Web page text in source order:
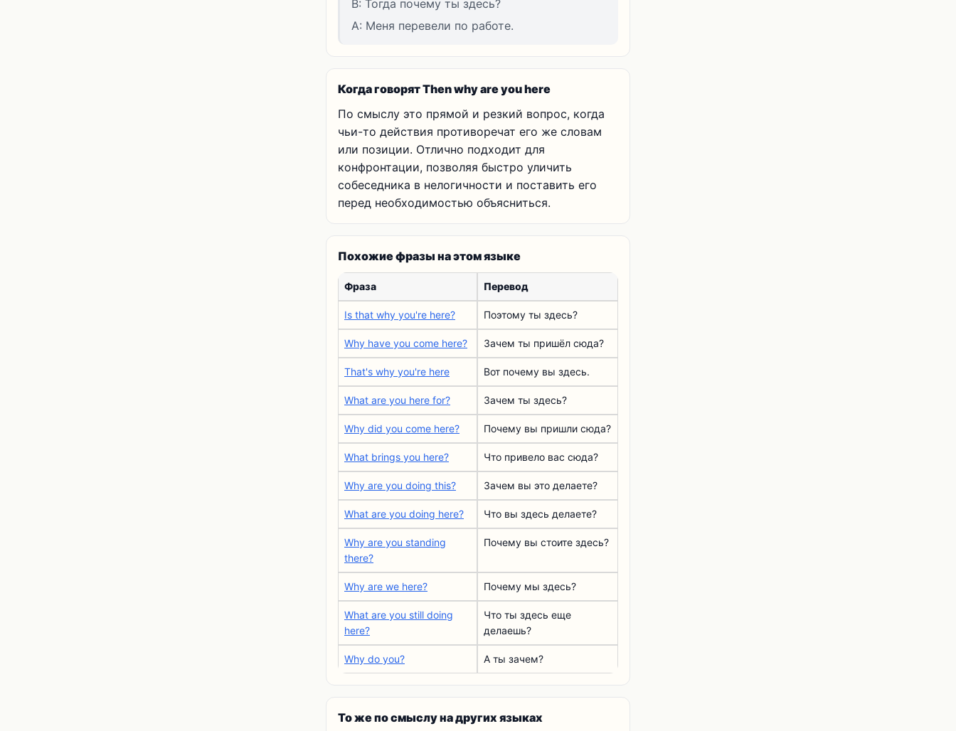
B: Тогда почему ты здесь?
A: Меня перевели по работе.
Когда говорят Then why are you here
По смыслу это прямой и резкий вопрос, когда
чьи-то действия противоречат его же словам
или позиции. Отлично подходит для
конфронтации, позволяя быстро уличить
собеседника в нелогичности и поставить его
перед необходимостью объясниться.
Похожие фразы на этом языке
Фраза Перевод
Is that why you're here? Поэтому ты здесь?
Why have you come here? Зачем ты пришёл сюда?
That's why you're here Вот почему вы здесь.
What are you here for? Зачем ты здесь?
Why did you come here? Почему вы пришли сюда?
What brings you here? Что привело вас сюда?
Why are you doing this? Зачем вы это делаете?
What are you doing here? Что вы здесь делаете?
Why are you standing
there?
Почему вы стоите здесь?
Why are we here? Почему мы здесь?
What are you still doing
here?
Что ты здесь еще
делаешь?
Why do you? А ты зачем?
То же по смыслу на других языках